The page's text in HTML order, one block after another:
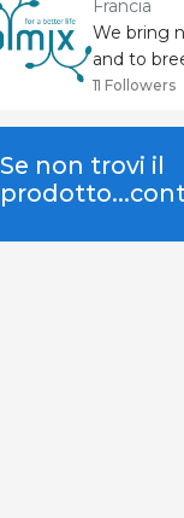
Francia
We bring
and to
with a
11 Followers
Se non trovi il